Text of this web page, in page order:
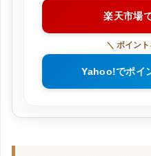
楽天市場
＼ ポイン
Yahoo!でポイ